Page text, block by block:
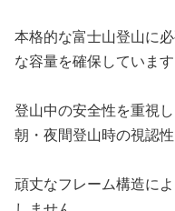
本格的な富士山登山に
な容量を確保しています
登山中の安全性を重視
朝・夜間登山時の視認性
頑丈なフレーム構造に